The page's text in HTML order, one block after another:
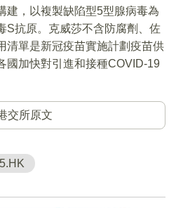
建，以複製缺陷型5型腺病毒為
S抗原。克威莎不含防腐劑、佐
清單是新冠疫苗實施計劃疫苗供
國加快對引進和接種COVID-19
交所原文